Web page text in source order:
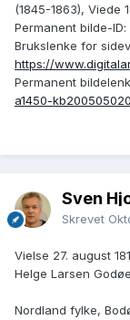
(1845-1863), Viede
Permanent bilde-
Brukslenke for
https://
Permanent
a1450-
Sven
Skrevet
Vielse 27. august
Helge Larsen
Nordland fylke,